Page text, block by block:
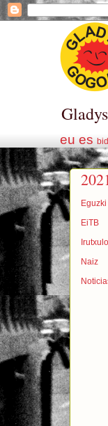
eu es
Eguzki
EiTB
Irutxulo
Naiz